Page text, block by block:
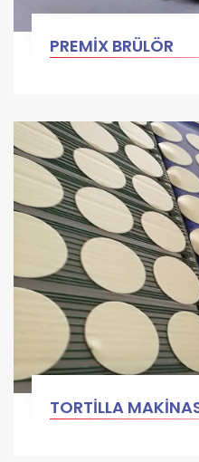
PREMİX BRÜLÖR
TORTİLLA